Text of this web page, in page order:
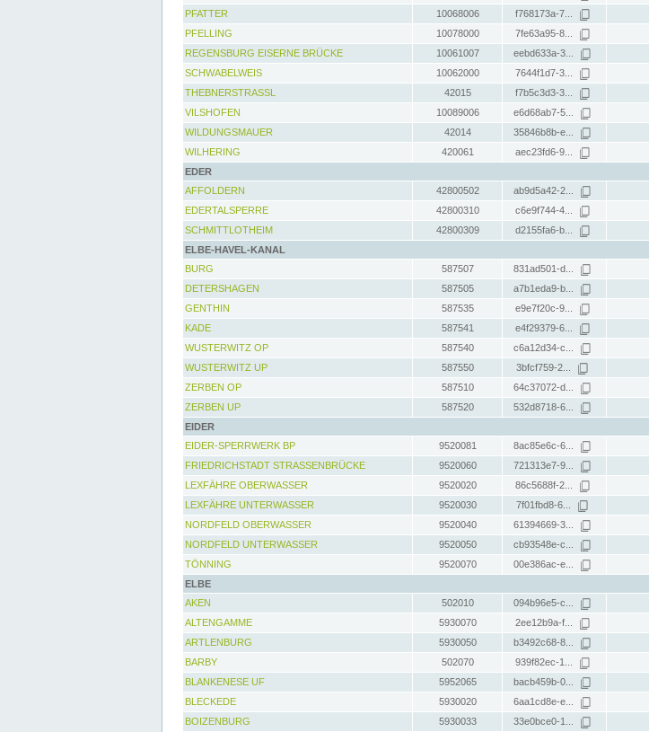
PFATTER
10068006 f768173a-7...
PFELLING
10078000 7fe63a95-8...
REGENSBURG EISERNE BRÜCKE
10061007 eebd633a-3...
SCHWABELWEIS
10062000 7644f1d7-3...
THEBNERSTRASSL
42015 f7b5c3d3-3...
VILSHOFEN
10089006 e6d68ab7-5...
WILDUNGSMAUER
42014 35846b8b-e...
WILHERING
420061 aec23fd6-9...
EDER
AFFOLDERN
42800502 ab9d5a42-2...
EDERTALSPERRE
42800310 c6e9f744-4...
SCHMITTLOTHEIM
42800309 d2155fa6-b...
ELBE-HAVEL-KANAL
BURG
587507 831ad501-d...
DETERSHAGEN
587505 a7b1eda9-b...
GENTHIN
587535 e9e7f20c-9...
KADE
587541 e4f29379-6...
WUSTERWITZ OP
587540 c6a12d34-c...
WUSTERWITZ UP
587550 3bfcf759-2...
ZERBEN OP
587510 64c37072-d...
ZERBEN UP
587520 532d8718-6...
EIDER
EIDER-SPERRWERK BP
9520081 8ac85e6c-6...
FRIEDRICHSTADT STRASSENBRÜCKE
9520060 721313e7-9...
LEXFÄHRE OBERWASSER
9520020 86c5688f-2...
LEXFÄHRE UNTERWASSER
9520030 7f01fbd8-6...
NORDFELD OBERWASSER
9520040 61394669-3...
NORDFELD UNTERWASSER
9520050 cb93548e-c...
TÖNNING
9520070 00e386ac-e...
ELBE
AKEN
502010 094b96e5-c...
ALTENGAMME
5930070 2ee12b9a-f...
ARTLENBURG
5930050 b3492c68-8...
BARBY
502070 939f82ec-1...
BLANKENESE UF
5952065 bacb459b-0...
BLECKEDE
5930020 6aa1cd8e-e...
BOIZENBURG
5930033 33e0bce0-1...